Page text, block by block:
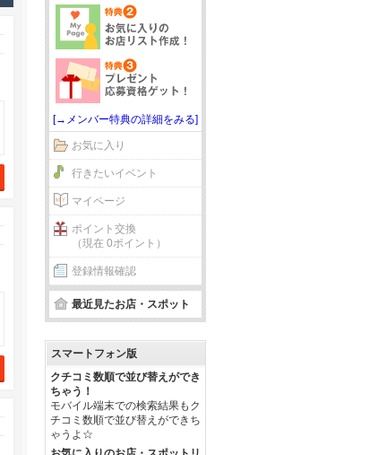
[→メンバー特典の詳細をみる]
お気に入り
行きたいイベント
マイページ
ポイント交換
（現在 0ポイント）
登録情報確認
最近見たお店・スポット
スマートフォン版
クチコミ数順で並び替えができ
ちゃう！
モバイル端末での検索結果もク
チコミ数順で並び替えができち
ゃうよ☆